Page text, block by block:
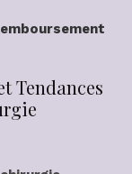
Tendances